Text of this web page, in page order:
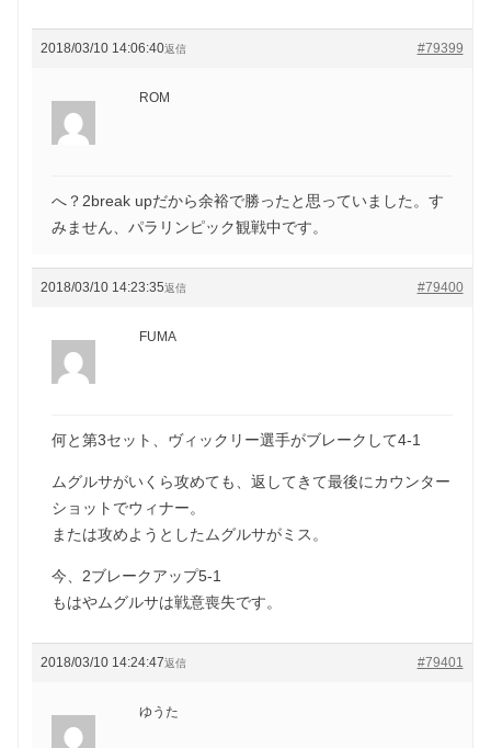
2018/03/10 14:06:40 #79399
返信
ROM
へ？2break upだから余裕で勝ったと思っていました。す
みません、パラリンピック観戦中です。
2018/03/10 14:23:35 #79400
返信
FUMA
何と第3セット、ヴィックリー選手がブレークして4-1
ムグルサがいくら攻めても、返してきて最後にカウンター
ショットでウィナー。
または攻めようとしたムグルサがミス。
今、2ブレークアップ5-1
もはやムグルサは戦意喪失です。
2018/03/10 14:24:47 #79401
返信
ゆうた